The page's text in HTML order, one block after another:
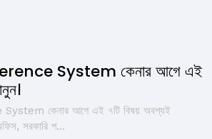
System কেনার আগে এই
কেনার আগে এই ৭টি বিষয় অবশ্যই
সরকারি প...